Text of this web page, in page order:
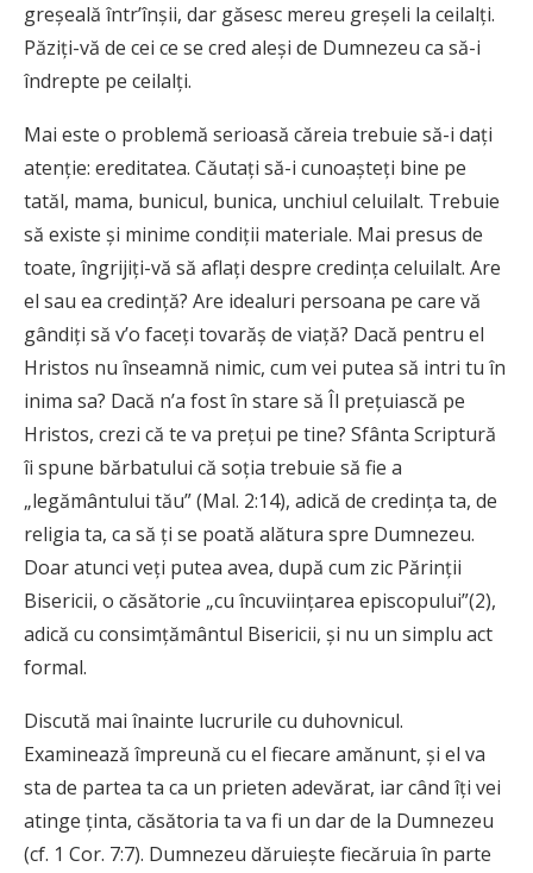
greşeală într’înşii, dar găsesc mereu greşeli la ceilalţi.
Păziţi-vă de cei ce se cred aleşi de Dumnezeu ca să-i
îndrepte pe ceilalţi.
Mai este o problemă serioasă căreia trebuie să-i daţi
atenţie: ereditatea. Căutaţi să-i cunoaşteţi bine pe
tatăl, mama, bunicul, bunica, unchiul celuilalt. Trebuie
să existe şi minime condiţii materiale. Mai presus de
toate, îngrijiţi-vă să aflaţi despre credinţa celuilalt. Are
el sau ea credinţă? Are idealuri persoana pe care vă
gândiţi să v’o faceţi tovarăş de viaţă? Dacă pentru el
Hristos nu înseamnă nimic, cum vei putea să intri tu în
inima sa? Dacă n’a fost în stare să Îl preţuiască pe
Hristos, crezi că te va preţui pe tine? Sfânta Scriptură
îi spune bărbatului că soţia trebuie să fie a
„legământului tău” (Mal. 2:14), adică de credinţa ta, de
religia ta, ca să ţi se poată alătura spre Dumnezeu.
Doar atunci veţi putea avea, după cum zic Părinţii
Bisericii, o căsătorie „cu încuviinţarea episcopului”(2),
adică cu consimţământul Bisericii, şi nu un simplu act
formal.
Discută mai înainte lucrurile cu duhovnicul.
Examinează împreună cu el fiecare amănunt, şi el va
sta de partea ta ca un prieten adevărat, iar când îţi vei
atinge ţinta, căsătoria ta va fi un dar de la Dumnezeu
(cf. 1 Cor. 7:7). Dumnezeu dăruieşte fiecăruia în parte